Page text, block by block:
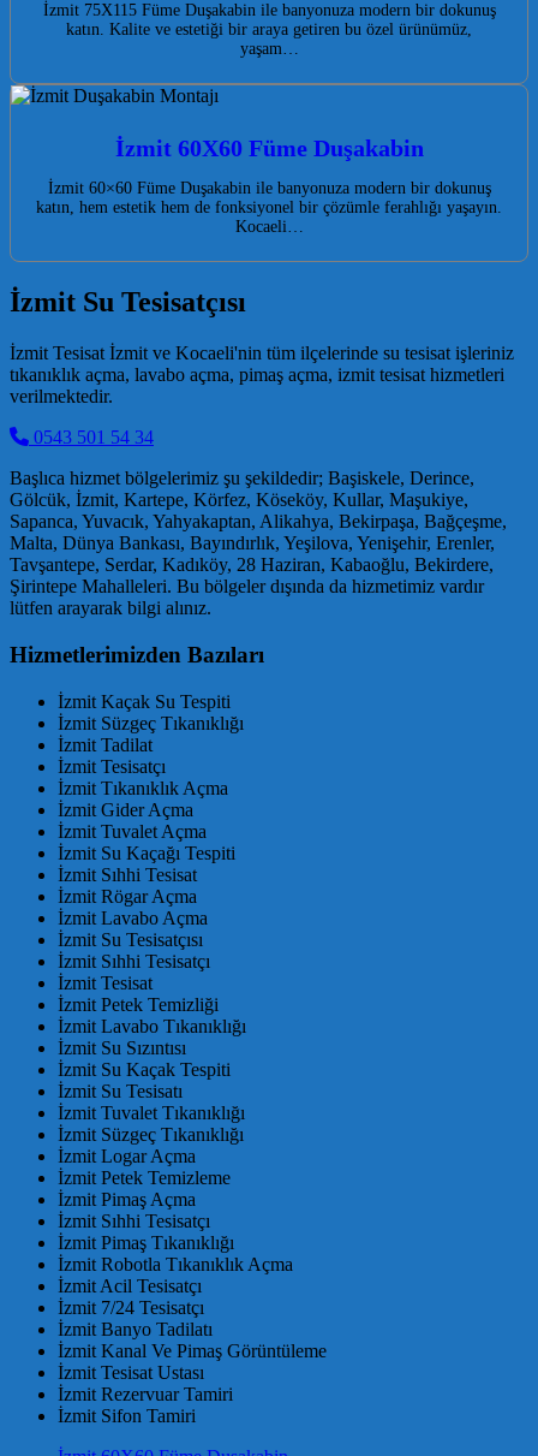
İzmit 75X115 Füme Duşakabin ile banyonuza modern bir dokunuş
katın. Kalite ve estetiği bir araya getiren bu özel ürünümüz,
yaşam…
İzmit 60X60 Füme Duşakabin
İzmit 60×60 Füme Duşakabin ile banyonuza modern bir dokunuş
katın, hem estetik hem de fonksiyonel bir çözümle ferahlığı yaşayın.
Kocaeli…
İzmit Su Tesisatçısı
İzmit Tesisat İzmit ve Kocaeli'nin tüm ilçelerinde su tesisat işleriniz
tıkanıklık açma, lavabo açma, pimaş açma, izmit tesisat hizmetleri
verilmektedir.
0543 501 54 34
Başlıca hizmet bölgelerimiz şu şekildedir; Başiskele, Derince,
Gölcük, İzmit, Kartepe, Körfez, Köseköy, Kullar, Maşukiye,
Sapanca, Yuvacık, Yahyakaptan, Alikahya, Bekirpaşa, Bağçeşme,
Malta, Dünya Bankası, Bayındırlık, Yeşilova, Yenişehir, Erenler,
Tavşantepe, Serdar, Kadıköy, 28 Haziran, Kabaoğlu, Bekirdere,
Şirintepe Mahalleleri. Bu bölgeler dışında da hizmetimiz vardır
lütfen arayarak bilgi alınız.
Hizmetlerimizden Bazıları
İzmit Kaçak Su Tespiti
İzmit Süzgeç Tıkanıklığı
İzmit Tadilat
İzmit Tesisatçı
İzmit Tıkanıklık Açma
İzmit Gider Açma
İzmit Tuvalet Açma
İzmit Su Kaçağı Tespiti
İzmit Sıhhi Tesisat
İzmit Rögar Açma
İzmit Lavabo Açma
İzmit Su Tesisatçısı
İzmit Sıhhi Tesisatçı
İzmit Tesisat
İzmit Petek Temizliği
İzmit Lavabo Tıkanıklığı
İzmit Su Sızıntısı
İzmit Su Kaçak Tespiti
İzmit Su Tesisatı
İzmit Tuvalet Tıkanıklığı
İzmit Süzgeç Tıkanıklığı
İzmit Logar Açma
İzmit Petek Temizleme
İzmit Pimaş Açma
İzmit Sıhhi Tesisatçı
İzmit Pimaş Tıkanıklığı
İzmit Robotla Tıkanıklık Açma
İzmit Acil Tesisatçı
İzmit 7/24 Tesisatçı
İzmit Banyo Tadilatı
İzmit Kanal Ve Pimaş Görüntüleme
İzmit Tesisat Ustası
İzmit Rezervuar Tamiri
İzmit Sifon Tamiri